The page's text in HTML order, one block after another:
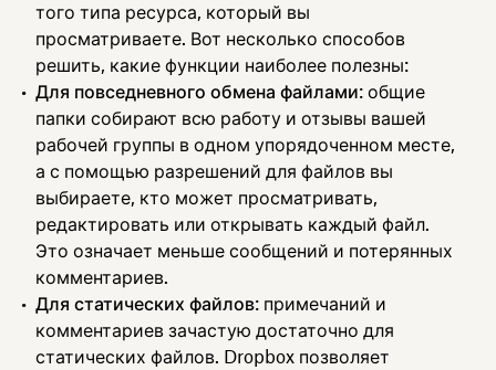
того типа ресурса, который вы
просматриваете. Вот несколько способов
решить, какие функции наиболее полезны:
Для повседневного обмена файлами: общие
папки собирают всю работу и отзывы вашей
рабочей группы в одном упорядоченном месте,
а с помощью разрешений для файлов вы
выбираете, кто может просматривать,
редактировать или открывать каждый файл.
Это означает меньше сообщений и потерянных
комментариев.
Для статических файлов: примечаний и
комментариев зачастую достаточно для
статических файлов. Dropbox позволяет